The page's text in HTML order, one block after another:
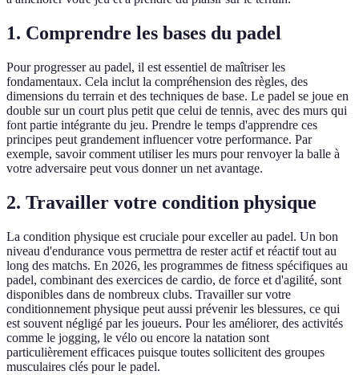
1. Comprendre les bases du padel
Pour progresser au padel, il est essentiel de maîtriser les
fondamentaux. Cela inclut la compréhension des règles, des
dimensions du terrain et des techniques de base. Le padel se joue en
double sur un court plus petit que celui de tennis, avec des murs qui
font partie intégrante du jeu. Prendre le temps d'apprendre ces
principes peut grandement influencer votre performance. Par
exemple, savoir comment utiliser les murs pour renvoyer la balle à
votre adversaire peut vous donner un net avantage.
2. Travailler votre condition physique
La condition physique est cruciale pour exceller au padel. Un bon
niveau d'endurance vous permettra de rester actif et réactif tout au
long des matchs. En 2026, les programmes de fitness spécifiques au
padel, combinant des exercices de cardio, de force et d'agilité, sont
disponibles dans de nombreux clubs. Travailler sur votre
conditionnement physique peut aussi prévenir les blessures, ce qui
est souvent négligé par les joueurs. Pour les améliorer, des activités
comme le jogging, le vélo ou encore la natation sont
particulièrement efficaces puisque toutes sollicitent des groupes
musculaires clés pour le padel.